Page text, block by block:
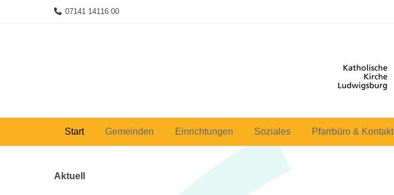
07141 14116 00
Start Gemeinden Einrichtungen Soziales Pfarrbüro & Kontakt
Aktuell